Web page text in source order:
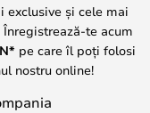
exclusive și cele mai
te acum
pe care îl poți folosi
nostru online!